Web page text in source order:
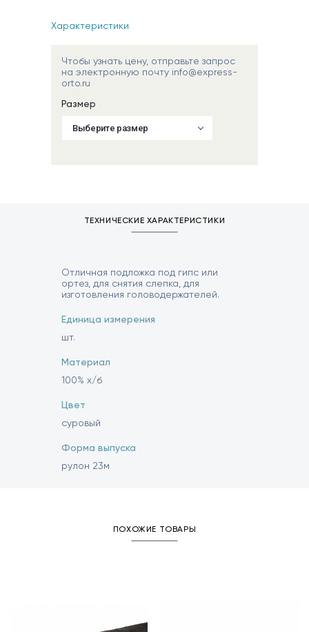
Характеристики
Чтобы узнать цену, отправьте запрос
на электронную почту info@express-
orto.ru
Размер
Выберите размер
ТЕХНИЧЕСКИЕ ХАРАКТЕРИСТИКИ
Отличная подложка под гипс или
ортез, для снятия слепка, для
изготовления головодержателей.
Единица измерения
шт.
Материал
100% х/б
Цвет
суровый
Форма выпуска
рулон 23м
ПОХОЖИЕ ТОВАРЫ